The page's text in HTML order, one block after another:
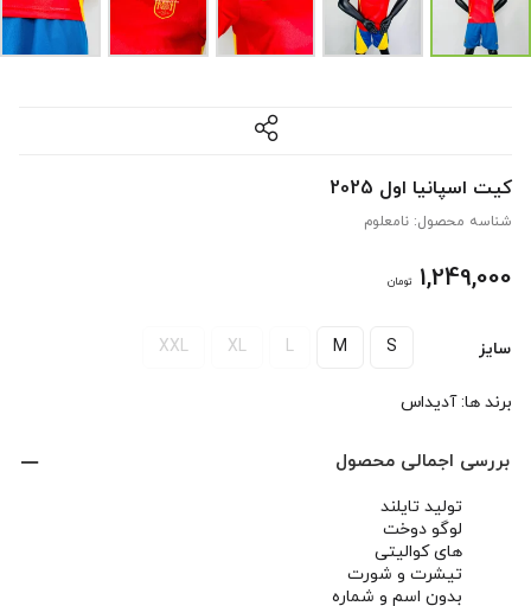
کیت اسپانیا اول 2025
شناسه محصول: نامعلوم
1,249,000 تومان
سایز S
M
L
XL
XXL
برند ها:آدیداس
بررسی اجمالی محصول
تولید تایلند
لوگو دوخت
های کوالیتی
تیشرت و شورت
بدون اسم و شماره